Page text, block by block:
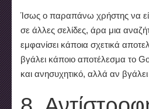
Ίσως ο παραπάνω χρήστης να
σε άλλες σελίδες, άρα μια
εμφανίσει κάποια σχετικά
βγάλει κάποιο αποτέλεσμα το
και ανησυχητικό, αλλά αν βγάλει